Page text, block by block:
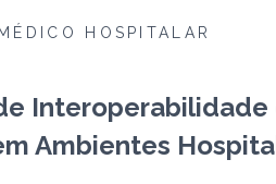
HOSPITALAR
Interoperabilidade
Ambientes